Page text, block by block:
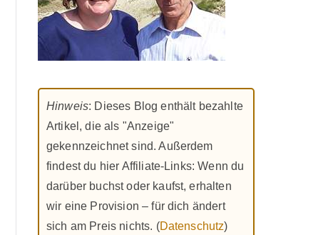
Hinweis: Dieses Blog enthält bezahlte
Artikel, die als "Anzeige"
gekennzeichnet sind. Außerdem
findest du hier Affiliate-Links: Wenn du
darüber buchst oder kaufst, erhalten
wir eine Provision – für dich ändert
sich am Preis nichts. (Datenschutz)